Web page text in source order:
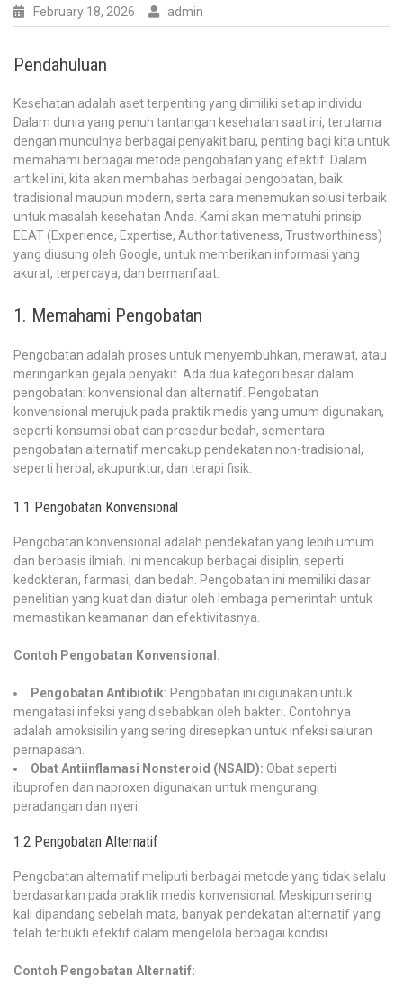
February 18, 2026 admin
Pendahuluan
Kesehatan adalah aset terpenting yang dimiliki setiap individu.
Dalam dunia yang penuh tantangan kesehatan saat ini, terutama
dengan munculnya berbagai penyakit baru, penting bagi kita untuk
memahami berbagai metode pengobatan yang efektif. Dalam
artikel ini, kita akan membahas berbagai pengobatan, baik
tradisional maupun modern, serta cara menemukan solusi terbaik
untuk masalah kesehatan Anda. Kami akan mematuhi prinsip
EEAT (Experience, Expertise, Authoritativeness, Trustworthiness)
yang diusung oleh Google, untuk memberikan informasi yang
akurat, terpercaya, dan bermanfaat.
1. Memahami Pengobatan
Pengobatan adalah proses untuk menyembuhkan, merawat, atau
meringankan gejala penyakit. Ada dua kategori besar dalam
pengobatan: konvensional dan alternatif. Pengobatan
konvensional merujuk pada praktik medis yang umum digunakan,
seperti konsumsi obat dan prosedur bedah, sementara
pengobatan alternatif mencakup pendekatan non-tradisional,
seperti herbal, akupunktur, dan terapi fisik.
1.1 Pengobatan Konvensional
Pengobatan konvensional adalah pendekatan yang lebih umum
dan berbasis ilmiah. Ini mencakup berbagai disiplin, seperti
kedokteran, farmasi, dan bedah. Pengobatan ini memiliki dasar
penelitian yang kuat dan diatur oleh lembaga pemerintah untuk
memastikan keamanan dan efektivitasnya.
Contoh Pengobatan Konvensional:
Pengobatan Antibiotik: Pengobatan ini digunakan untuk
mengatasi infeksi yang disebabkan oleh bakteri. Contohnya
adalah amoksisilin yang sering diresepkan untuk infeksi saluran
pernapasan.
Obat Antiinflamasi Nonsteroid (NSAID): Obat seperti
ibuprofen dan naproxen digunakan untuk mengurangi
peradangan dan nyeri.
1.2 Pengobatan Alternatif
Pengobatan alternatif meliputi berbagai metode yang tidak selalu
berdasarkan pada praktik medis konvensional. Meskipun sering
kali dipandang sebelah mata, banyak pendekatan alternatif yang
telah terbukti efektif dalam mengelola berbagai kondisi.
Contoh Pengobatan Alternatif: